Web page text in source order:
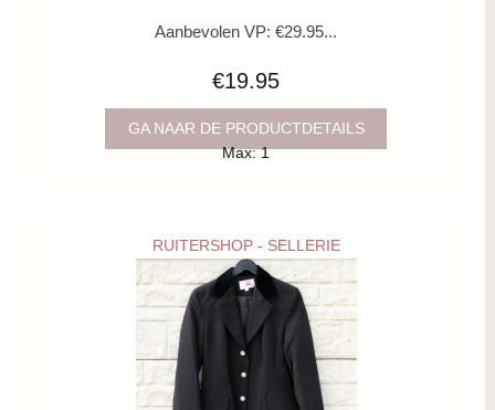
Aanbevolen VP: €29.95...
€19.95
GA NAAR DE PRODUCTDETAILS
Max: 1
RUITERSHOP - SELLERIE